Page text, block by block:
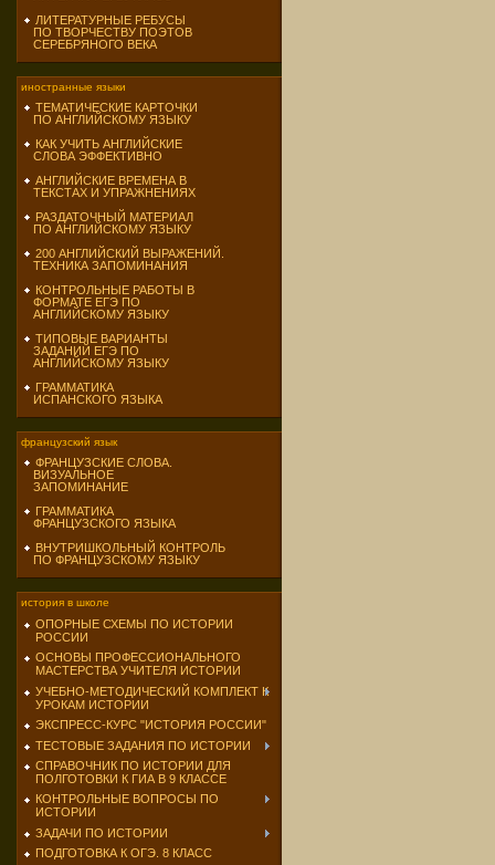
ЛИТЕРАТУРНЫЕ РЕБУСЫ
ПО ТВОРЧЕСТВУ ПОЭТОВ
СЕРЕБРЯНОГО ВЕКА
иностранные языки
ТЕМАТИЧЕСКИЕ КАРТОЧКИ
ПО АНГЛИЙСКОМУ ЯЗЫКУ
КАК УЧИТЬ АНГЛИЙСКИЕ
СЛОВА ЭФФЕКТИВНО
АНГЛИЙСКИЕ ВРЕМЕНА В
ТЕКСТАХ И УПРАЖНЕНИЯХ
РАЗДАТОЧНЫЙ МАТЕРИАЛ
ПО АНГЛИЙСКОМУ ЯЗЫКУ
200 АНГЛИЙСКИЙ ВЫРАЖЕНИЙ.
ТЕХНИКА ЗАПОМИНАНИЯ
КОНТРОЛЬНЫЕ РАБОТЫ В
ФОРМАТЕ ЕГЭ ПО
АНГЛИЙСКОМУ ЯЗЫКУ
ТИПОВЫЕ ВАРИАНТЫ
ЗАДАНИЙ ЕГЭ ПО
АНГЛИЙСКОМУ ЯЗЫКУ
ГРАММАТИКА
ИСПАНСКОГО ЯЗЫКА
французский язык
ФРАНЦУЗСКИЕ СЛОВА.
ВИЗУАЛЬНОЕ
ЗАПОМИНАНИЕ
ГРАММАТИКА
ФРАНЦУЗСКОГО ЯЗЫКА
ВНУТРИШКОЛЬНЫЙ КОНТРОЛЬ
ПО ФРАНЦУЗСКОМУ ЯЗЫКУ
история в школе
ОПОРНЫЕ СХЕМЫ ПО ИСТОРИИ
РОССИИ
ОСНОВЫ ПРОФЕССИОНАЛЬНОГО
МАСТЕРСТВА УЧИТЕЛЯ ИСТОРИИ
УЧЕБНО-МЕТОДИЧЕСКИЙ КОМПЛЕКТ К
УРОКАМ ИСТОРИИ
ЭКСПРЕСС-КУРС "ИСТОРИЯ РОССИИ"
ТЕСТОВЫЕ ЗАДАНИЯ ПО ИСТОРИИ
СПРАВОЧНИК ПО ИСТОРИИ ДЛЯ
ПОЛГОТОВКИ К ГИА В 9 КЛАССЕ
КОНТРОЛЬНЫЕ ВОПРОСЫ ПО
ИСТОРИИ
ЗАДАЧИ ПО ИСТОРИИ
ПОДГОТОВКА К ОГЭ. 8 КЛАСС